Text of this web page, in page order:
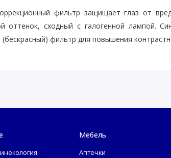
фильтр защищает глаз от
оттенок, сходный с галогенной лампой.
(бескрасный) фильтр для повышения
Мебель
Аптечки